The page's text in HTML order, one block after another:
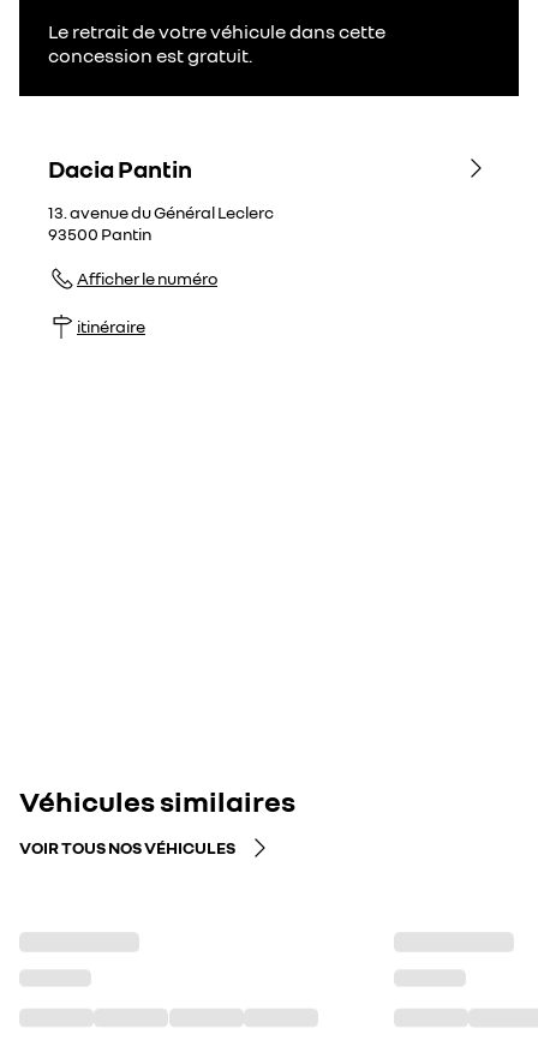
Le retrait de votre véhicule dans cette
concession est gratuit.
Dacia Pantin
13. avenue du Général Leclerc
93500 Pantin
Afficher le numéro
itinéraire
Véhicules similaires
VOIR TOUS NOS VÉHICULES